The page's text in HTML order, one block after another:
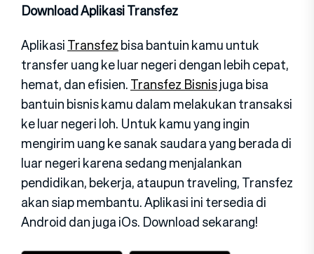
Download Aplikasi Transfez
AplikasiTransfezbisa bantuin kamu untuk
transfer uang ke luar negeri dengan lebih cepat,
hemat, dan efisien.Transfez Bisnisjuga bisa
bantuin bisnis kamu dalam melakukan transaksi
ke luar negeri loh. Untuk kamu yang ingin
mengirim uang ke sanak saudara yang berada di
luar negeri karena sedang menjalankan
pendidikan, bekerja, ataupun traveling, Transfez
akan siap membantu. Aplikasi ini tersedia di
Android dan juga iOs. Download sekarang!